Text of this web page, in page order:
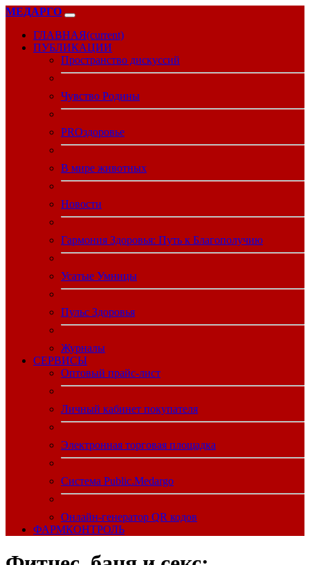
МЕДАРГО
ГЛАВНАЯ(current)
ПУБЛИКАЦИИ
Пространство дискуссий
Чувство Родины
PROздоровье
В мире животных
Новости
Гармония Здоровья: Путь к Благополучию
Усатые Умницы
Пульс Здоровья
Журналы
CЕРВИСЫ
Оптовый прайс-лист
Личный кабинет покупателя
Электронная торговая площадка
Система Public.Medargo
Онлайн-генератор QR кодов
ФАРМКОНТРОЛЬ